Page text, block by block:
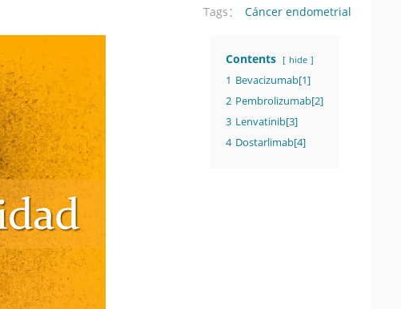
Tags： Cáncer endometrial
Contents hide
1 Bevacizumab[1]
2 Pembrolizumab[2]
3 Lenvatinib[3]
4 Dostarlimab[4]